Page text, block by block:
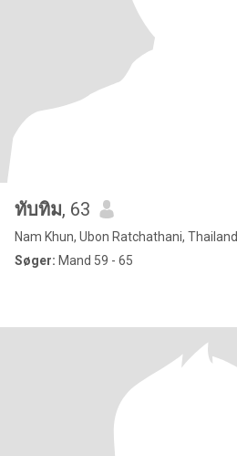
ทับทิม, 63
Nam Khun, Ubon Ratchathani, Thailand
Søger: Mand 59 - 65